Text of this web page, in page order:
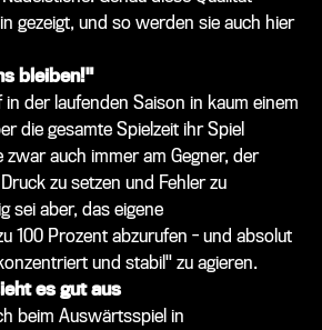
gezeigt, und so werden sie auch hier
bleiben!"
in der laufenden Saison in kaum einem
die gesamte Spielzeit ihr Spiel
zwar auch immer am Gegner, der
zu setzen und Fehler zu
sei aber, das eigene
100 Prozent abzurufen - und absolut
und stabil" zu agieren.
es gut aus
beim Auswärtsspiel in